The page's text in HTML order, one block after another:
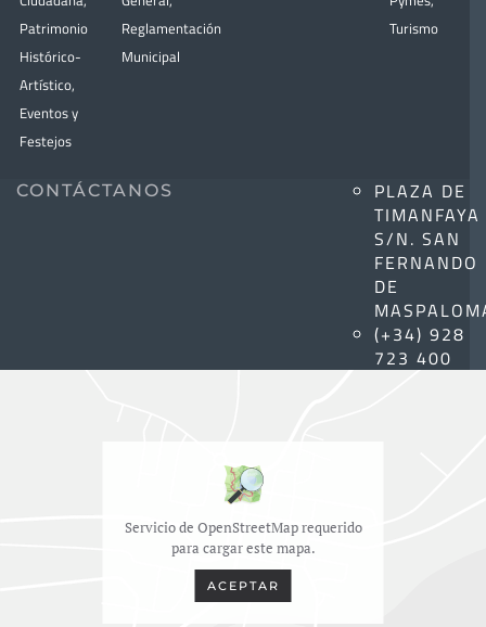
Patrimonio
Histórico-
Artístico,
Eventos y
Festejos
Reglamentación
Municipal
Turismo
CONTÁCTANOS
PLAZA DE
TIMANFAYA
S/N. SAN
FERNANDO
DE
(+34) 928
723 400
Servicio de OpenStreetMap requerido
para cargar este mapa.
ACEPTAR